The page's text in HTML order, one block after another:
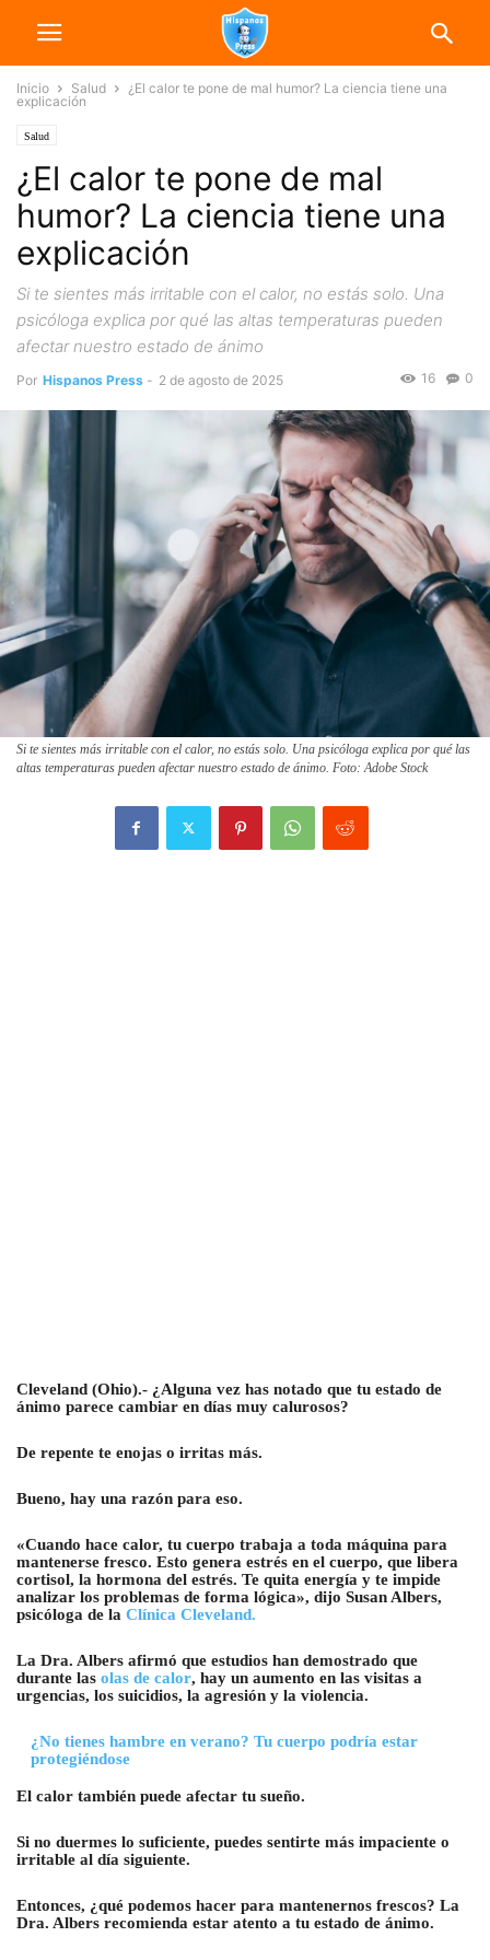
Inicio Salud
¿El calor te pone de mal humor? La ciencia tiene una
explicación
Salud
¿El calor te pone de mal
humor? La ciencia tiene una
explicación
Si te sientes más irritable con el calor, no estás solo. Una
psicóloga explica por qué las altas temperaturas pueden
afectar nuestro estado de ánimo
Por Hispanos Press - 2 de agosto de 2025 0
16
Si te sientes más irritable con el calor, no estás solo. Una psicóloga explica por qué las
altas temperaturas pueden afectar nuestro estado de ánimo. Foto: Adobe Stock
Cleveland (Ohio).- ¿Alguna vez has notado que tu estado de
ánimo parece cambiar en días muy calurosos?
De repente te enojas o irritas más.
Bueno, hay una razón para eso.
«Cuando hace calor, tu cuerpo trabaja a toda máquina para
mantenerse fresco. Esto genera estrés en el cuerpo, que libera
cortisol, la hormona del estrés. Te quita energía y te impide
analizar los problemas de forma lógica», dijo Susan Albers,
psicóloga de la Clínica Cleveland.
La Dra. Albers afirmó que estudios han demostrado que
durante las olas de calor, hay un aumento en las visitas a
urgencias, los suicidios, la agresión y la violencia.
¿No tienes hambre en verano? Tu cuerpo podría estar
protegiéndose
El calor también puede afectar tu sueño.
Si no duermes lo suficiente, puedes sentirte más impaciente o
irritable al día siguiente.
Entonces, ¿qué podemos hacer para mantenernos frescos? La
Dra. Albers recomienda estar atento a tu estado de ánimo.